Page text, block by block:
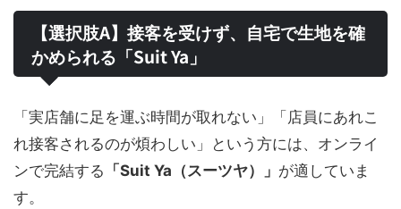
【選択肢A】接客を受けず、自宅で生地を確
かめられる「Suit Ya」
「実店舗に足を運ぶ時間が取れない」「店員にあれこ
れ接客されるのが煩わしい」という方には、オンライ
ンで完結する 「Suit Ya（スーツヤ）」 が適していま
す。